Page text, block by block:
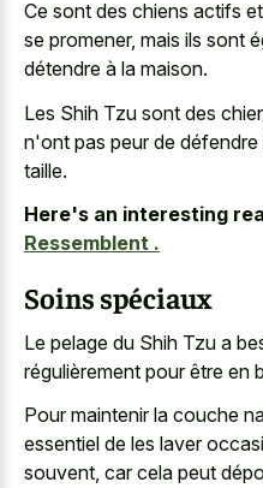
Ce sont des chiens actifs
se promener, mais ils sont
détendre à la maison.
Les Shih Tzu sont des
n'ont pas peur de défendre
taille.
Here's an interesting
Ressemblent .
Soins spéciaux
Le pelage du Shih Tzu a
régulièrement pour être en
Pour maintenir la couche
essentiel de les laver
souvent, car cela peut